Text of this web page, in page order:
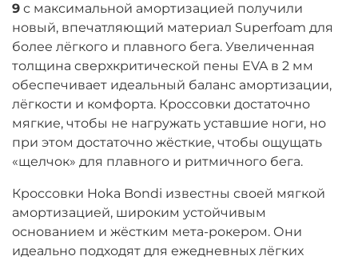
9 с максимальной амортизацией получили
новый, впечатляющий материал Superfoam для
более лёгкого и плавного бега. Увеличенная
толщина сверхкритической пены EVA в 2 мм
обеспечивает идеальный баланс амортизации,
лёгкости и комфорта. Кроссовки достаточно
мягкие, чтобы не нагружать уставшие ноги, но
при этом достаточно жёсткие, чтобы ощущать
«щелчок» для плавного и ритмичного бега.
Кроссовки Hoka Bondi известны своей мягкой
амортизацией, широким устойчивым
основанием и жёстким мета-рокером. Они
идеально подходят для ежедневных лёгких